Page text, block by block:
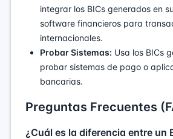
integrar los BICs generados en
software financieros para
internacionales.
Probar Sistemas: Usa los BICs
probar sistemas de pago o
bancarias.
Preguntas Frecuentes
¿Cuál es la diferencia entre un